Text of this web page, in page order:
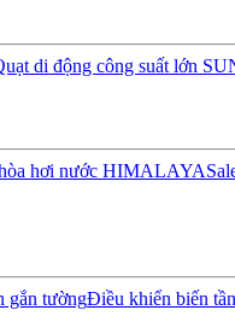
di động công suất lớn
hơi nước HIMALAYA
gắn tườngĐiều khiển biến